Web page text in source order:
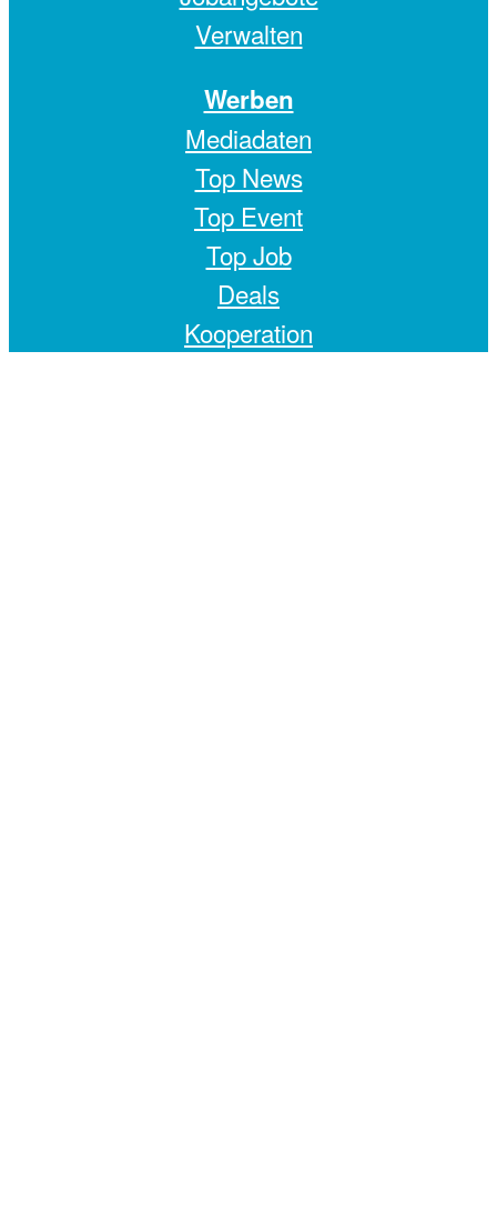
Verwalten
Werben
Mediadaten
Top News
Top Event
Top Job
Deals
Kooperation